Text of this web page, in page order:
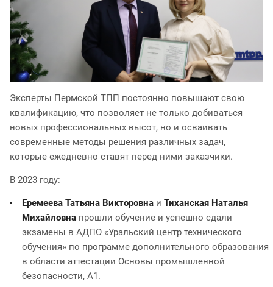
Эксперты Пермской ТПП постоянно повышают свою
квалификацию, что позволяет не только добиваться
новых профессиональных высот, но и осваивать
современные методы решения различных задач,
которые ежедневно ставят перед ними заказчики.
В 2023 году:
Еремеева Татьяна Викторовна и Тиханская Наталья
Михайловна прошли обучение и успешно сдали
экзамены в АДПО «Уральский центр технического
обучения» по программе дополнительного образования
в области аттестации Основы промышленной
безопасности, А1.